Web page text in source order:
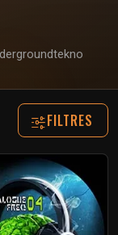
FILTRES